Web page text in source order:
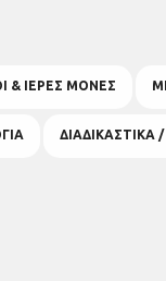
& ΙΕΡΕΣ ΜΟΝΕΣ
ΔΙΑΔΙΚΑΣΤΙΚΑ